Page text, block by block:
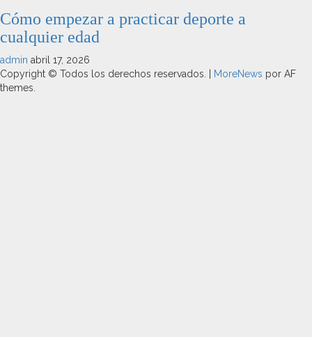
Cómo empezar a practicar deporte a
cualquier edad
admin abril 17, 2026
Copyright © Todos los derechos reservados.
MoreNews por AF
themes.